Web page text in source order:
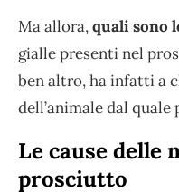
Ma allora,quali sono
gialle presenti nel
ben altro, ha infatti a
dell’animale dal
Le cause delle
prosciutto